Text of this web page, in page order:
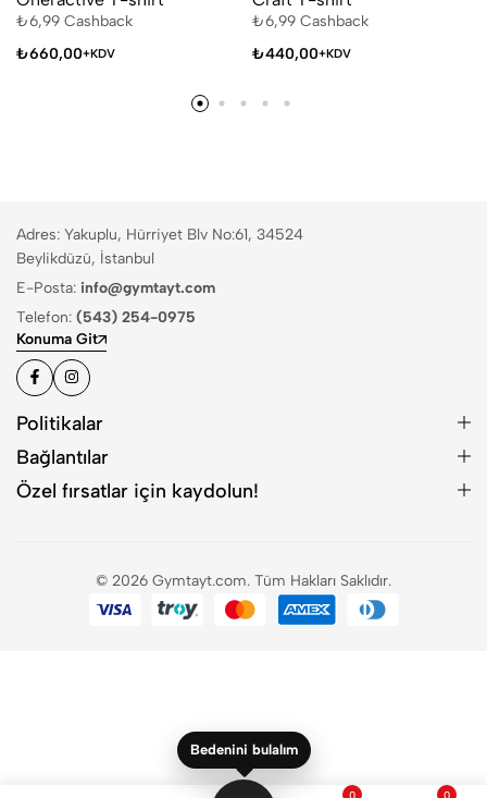
₺6,99 Cashback
₺660,00+KDV
₺6,99Cashback
₺440,00+KDV
Adres: Yakuplu, Hürriyet Blv No:61, 34524
Beylikdüzü, İstanbul
E-Posta: info@gymtayt.com
Telefon: (543) 254-0975
Konuma Git
Politikalar
Bağlantılar
Özel fırsatlar için kaydolun!
© 2026 Gymtayt.com. Tüm Hakları Saklıdır.
Bedenini bulalım